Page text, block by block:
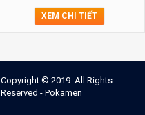
XEM CHI TIẾT
Copyright © 2019. All Rights
Reserved - Pokamen